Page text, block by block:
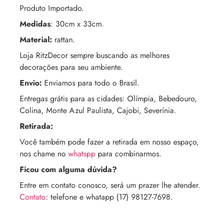
Produto Importado.
Medidas: 30cm x 33cm.
Material: rattan.
Loja RitzDecor sempre buscando as melhores
decorações para seu ambiente.
Envio: Enviamos para todo o Brasil.
Entregas grátis para as cidades: Olímpia, Bebedouro,
Colina, Monte Azul Paulista, Cajobi, Severínia.
Retirada:
Você também pode fazer a retirada em nosso espaço,
nos chame no whatspp para combinarmos.
Ficou com alguma dúvida?
Entre em contato conosco, será um prazer lhe atender.
Contato: telefone e whatapp (17) 98127-7698.